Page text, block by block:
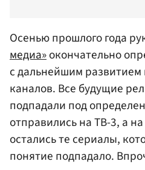
Осенью прошлого года
медиа»окончательно
с дальнейшим
каналов. Все будущие
подпадали под
отправились на ТВ-3, а
остались те сериалы,
понятие подпадало.